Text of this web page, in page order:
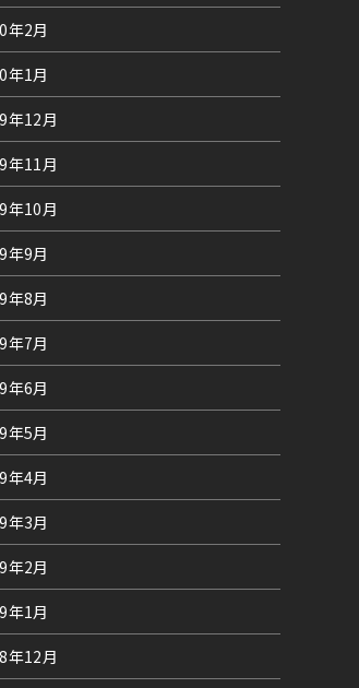
年2月
年1月
年12月
年11月
年10月
年9月
年8月
年7月
年6月
年5月
年4月
年3月
年2月
年1月
年12月